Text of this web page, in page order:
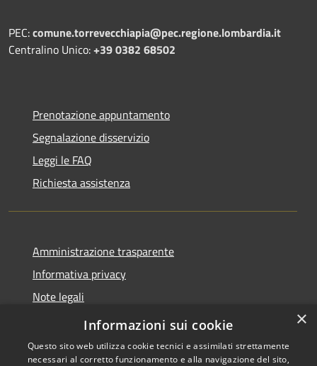
PEC:comune.torrevecchiapia@pec.regione.lombardia.it
Centralino Unico:+39 0382 68502
Prenotazione appuntamento
Segnalazione disservizio
Leggi le FAQ
Richiesta assistenza
Amministrazione trasparente
Informativa privacy
Note legali
Dichiarazione di accessibilità
×
Informazioni sui cookie
Questo sito web utilizza cookie tecnici e assimilati strettamente
necessari al corretto funzionamento e alla navigazione del sito,